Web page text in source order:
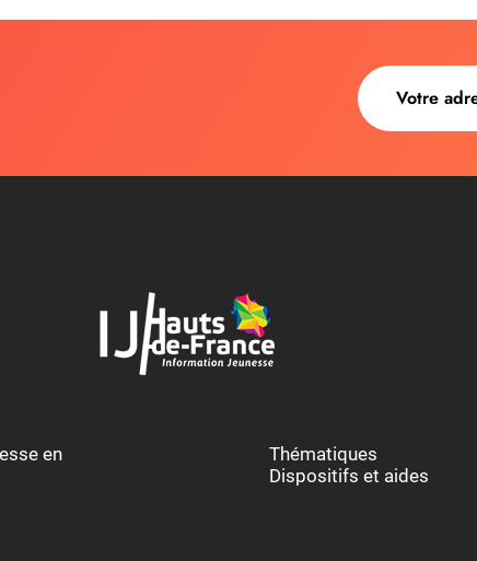
cookies
en
Thématiques
Dispositifs et aides